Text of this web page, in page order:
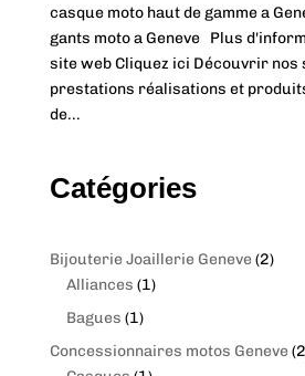
casque moto haut de gamme a
gants moto a Geneve Plus
site web Cliquez ici Découvrir nos
prestations réalisations et
de...
Catégories
Bijouterie Joaillerie Geneve 22
d
Alliances 11
o
Bagues 11
r
Concessionnaires motos Geneve 2